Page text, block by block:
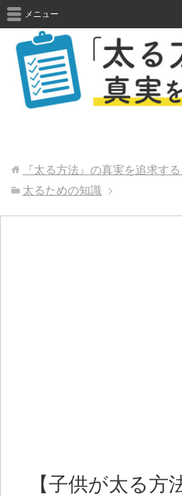
メニュー
『太る方法』の真実を追求する
太るための知識
【子供が太る方